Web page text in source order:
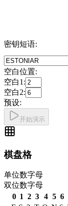
密钥短语:
空白位置:
空白1 :
空白2:
预设:
开始演示
棋盘格
单位数字母
双位数字母
0 1 2 3 4 5 6